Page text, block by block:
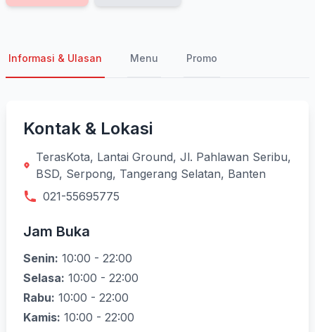
Informasi & Ulasan Menu Promo
Kontak & Lokasi
TerasKota, Lantai Ground, Jl. Pahlawan Seribu,
BSD, Serpong, Tangerang Selatan, Banten
021-55695775
Jam Buka
Senin: 10:00 - 22:00
Selasa: 10:00 - 22:00
Rabu: 10:00 - 22:00
Kamis: 10:00 - 22:00